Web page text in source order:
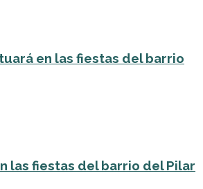
en las fiestas del barrio
las fiestas del barrio del Pilar